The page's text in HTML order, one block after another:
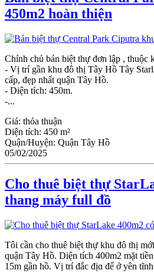
450m2 hoàn thiện
Chính chủ bán biệt thự đơn lập , thuộc
- Vị trí gần khu đô thị Tây Hồ Tây
cấp, đẹp nhất quận Tây Hồ.
- Diện tích: 450m.
-...
Giá: thỏa thuận
Diện tích: 450 m²
Quận/Huyện: Quận Tây Hồ
05/02/2025
Cho thuê biệt thự
thang máy full đồ
Tôi cần cho thuê biệt thự khu đô thị
quận Tây Hồ. Diện tích 400m2 mặt
15m gần hồ. Vị trí đắc địɑ để ở yên